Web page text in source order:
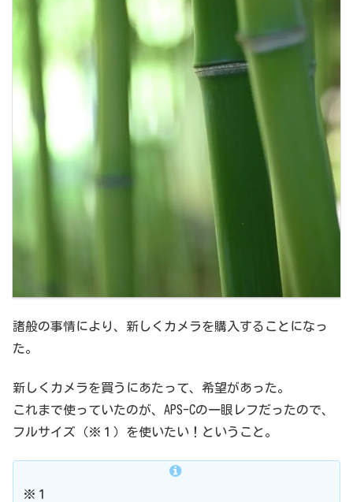
諸般の事情により、新しくカメラを購入することになっ
た。
新しくカメラを買うにあたって、希望があった。
これまで使っていたのが、APS-Cの一眼レフだったので、
フルサイズ（※１）を使いたい！ということ。
※１